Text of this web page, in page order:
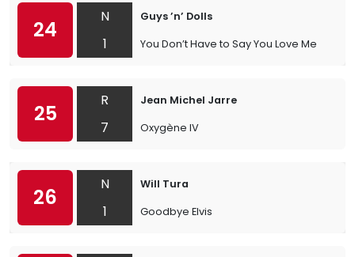
24
N
1
Guys ’n’ Dolls
You Don’t Have to Say You Love Me
25
R
7
Jean Michel Jarre
Oxygène IV
26
N
1
Will Tura
Goodbye Elvis